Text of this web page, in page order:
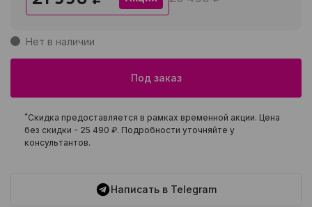
Нет в наличии
Под заказ
*Скидка предоставляется в рамках временной акции. Цена
без скидки - 25 490 ₽. Подробности уточняйте у
консультантов.
Написать в Telegram